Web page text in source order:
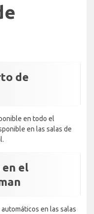
de
en todo el
en las salas de
en el
en las salas